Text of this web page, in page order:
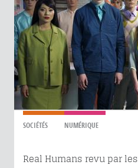
SOCIÉTÉS NUMÉRIQUE
Real Humans revu par les